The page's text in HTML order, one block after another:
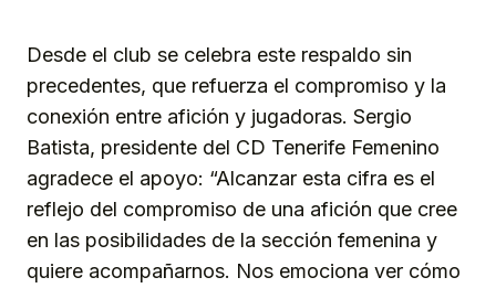
Desde el club se celebra este respaldo sin
precedentes, que refuerza el compromiso y la
conexión entre afición y jugadoras. Sergio
Batista, presidente del CD Tenerife Femenino
agradece el apoyo: “Alcanzar esta cifra es el
reflejo del compromiso de una afición que cree
en las posibilidades de la sección femenina y
quiere acompañarnos. Nos emociona ver cómo